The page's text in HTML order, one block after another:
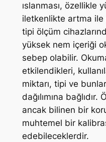
ıslanması, özellikle
iletkenlikte artma ile
tipi ölçüm
yüksek nem içeriği
sebep olabilir.
etkilendikleri,
miktarı, tipi ve
dağılımına
ancak bilinen bir
muhtemel bir
edebileceklerdir.